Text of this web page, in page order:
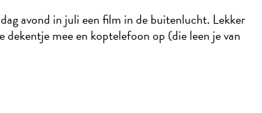
avond in juli een film in de buitenlucht. Lekker
dekentje mee en koptelefoon op (die leen je van